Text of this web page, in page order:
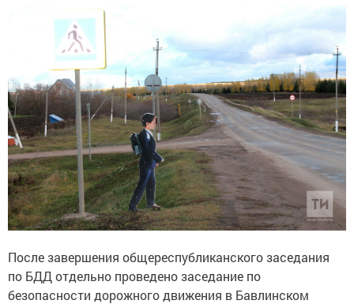
После завершения общереспубликанского заседания
по БДД отдельно проведено заседание по
безопасности дорожного движения в Бавлинском